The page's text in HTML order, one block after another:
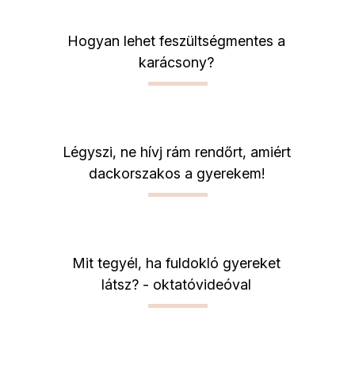
Hogyan lehet feszültségmentes a
karácsony?
Légyszi, ne hívj rám rendőrt, amiért
dackorszakos a gyerekem!
Mit tegyél, ha fuldokló gyereket
látsz? - oktatóvideóval